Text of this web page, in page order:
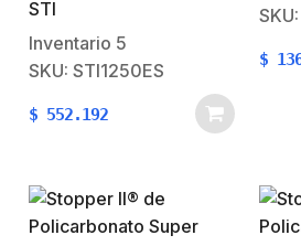
montaje a RASSin
SirenaListado UL, CUL y
ADAGarantía de 3 años,
componentes
STI
Inventario 5
SKU: STI1250ES
$ 552.192
las
$